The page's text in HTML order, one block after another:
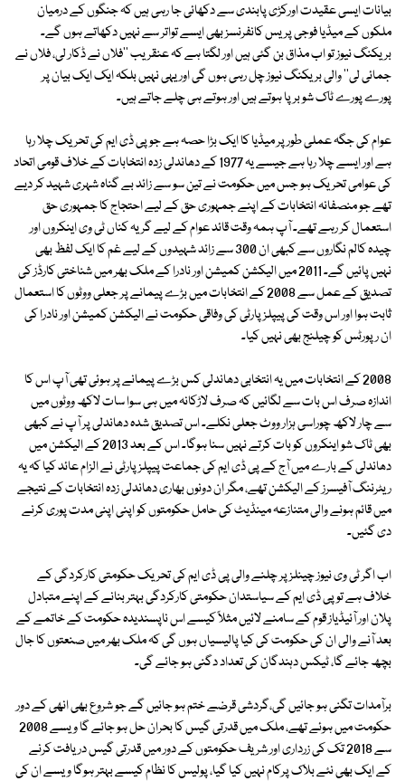
بیانات ایسی عقیدت اورکڑی پابندی سے دکھائی جا رہی ہیں کہ جنگوں کے درمیان
ملکوں کے میڈیا فوجی پریس کانفرنسز بھی ایسے تواتر سے نہیں دکھاتے ہوں گے۔
بریکنگ نیوز تو اب مذاق بن گئی ہیں اور لگتا ہے کہ عنقریب ''فلاں نے ڈکار لی، فلاں نے
جمائی لی'' والی بریکنگ نیوز چل رہی ہوں گی اور یہی نہیں بلکہ ایک ایک بیان پر
پورے پورے ٹاک شو برپا ہوتے ہیں اور ہوتے ہی چلے جاتے ہیں۔
عوام کی جگہ عملی طور پر میڈیا کا ایک بڑا حصہ ہے جو پی ڈی ایم کی تحریک چلا رہا
ہے اور ایسے چلا رہا ہے جیسے یہ 1977 کے دھاندلی زدہ انتخابات کے خلاف قومی اتحاد
کی عوامی تحریک ہو جس میں حکومت نے تین سو سے زائد بے گناہ شہری شہید کر دیے
تھے جو منصفانہ انتخابات کے اپنے جمہوری حق کے لیے احتجاج کا جمہوری حق
استعمال کر رہے تھے۔ آپ ہمہ وقت قائد عوام کے لیے گریہ کناں ٹی وی اینکروں اور
چیدہ کالم نگاروں سے کبھی ان 300 سے زائد شہیدوں کے لیے غم کا ایک لفظ بھی
نہیں پائیں گے۔ 2011 میں الیکشن کمیشن اور نادرا کے ملک بھر میں شناختی کارڈز کی
تصدیق کے عمل سے 2008 کے انتخابات میں بڑے پیمانے پر جعلی ووٹوں کا استعمال
ثابت ہوا اور اس وقت کی پیپلز پارٹی کی وفاقی حکومت نے الیکشن کمیشن اور نادرا کی
ان رپورٹس کو چیلنج بھی نہیں کیا۔
2008 کے انتخابات میں یہ انتخابی دھاندلی کس بڑے پیمانے پر ہوئی تھی آپ اس کا
اندازہ صرف اس بات سے لگائیں کہ صرف لاڑکانہ میں ہی سوا سات لاکھ ووٹوں میں
سے چار لاکھ چوراسی ہزار ووٹ جعلی نکلے۔ اس تصدیق شدہ دھاندلی پر آپ نے کبھی
بھی ٹاک شو اینکروں کو بات کرتے نہیں سنا ہوگا۔ اس کے بعد 2013 کے الیکشن میں
دھاندلی کے بارے میں آج کے پی ڈی ایم کی جماعت پیپلز پارٹی نے الزام عائد کیا کہ یہ
ریٹرننگ آفیسرز کے الیکشن تھے، مگر ان دونوں بھاری دھاندلی زدہ انتخابات کے نتیجے
میں قائم ہونے والی متنازعہ مینڈیٹ کی حامل حکومتوں کو اپنی اپنی مدت پوری کرنے
دی گئیں۔
اب اگر ٹی وی نیوز چینلز پر چلنے والی پی ڈی ایم کی تحریک حکومتی کارکردگی کے
خلاف ہے تو پی ڈی ایم کے سیاستدان حکومتی کارکردگی بہتر بنانے کے اپنے متبادل
پلان اور آئیڈیاز قوم کے سامنے لائیں مثلاً کیسے اس ناپسندیدہ حکومت کے خاتمے کے
بعد آنے والی ان کی حکومت کی کیا پالیسیاں ہوں گی کہ ملک بھر میں صنعتوں کا جال
بچھ جائے گا، ٹیکس دہندگان کی تعداد دگنی ہو جائے گی۔
برآمدات تگنی ہو جائیں گی،گردشی قرضے ختم ہو جائیں گے جو شروع بھی انھی کے دور
حکومت میں ہوئے تھے، ملک میں قدرتی گیس کا بحران حل ہو جائے گا ویسے 2008
سے 2018 تک کی زرداری اور شریف حکومتوں کے دور میں قدرتی گیس دریافت کرنے
کے ایک بھی نئے بلاک پرکام نہیں کیا گیا، پولیس کا نظام کیسے بہتر ہوگا ویسے ان کی